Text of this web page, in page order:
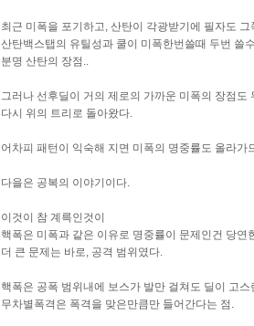
최근 미폭을 포기하고, 산탄이 각광받기에 필자도
산탄백스탭의 유틸성과 쿨이 미폭한번쓸때 두번 쓸
분명 산탄의 장점..
그러나 선후딜이 거의 제로의 가까운 미폭의 장점도
다시 위의 트리로 돌아왔다.
어차피 패턴이 익숙해 지면 미폭의 명중률도 올라가
다을은 공복의 이야기이다.
이것이 참 계륵인것이
핵폭은 미폭과 같은 이유로 명중률이 문제인건 당연
더 큰 문제는 바로, 공격 범위였다.
핵폭은 공폭 범위내에 보스가 발만 걸쳐도 딜이 고
무차별폭격은 폭격을 맞은만큼만 들어간다는 점.